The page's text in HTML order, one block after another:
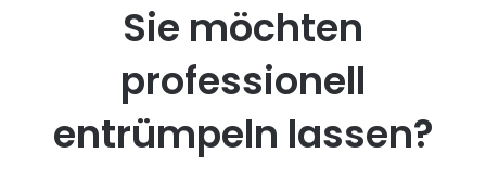
Sie möchten
professionell
entrümpeln lassen?